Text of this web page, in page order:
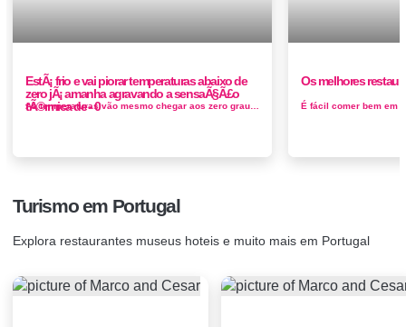
EstÃ¡ frio e vai piorar temperaturas abaixo de
zero jÃ¡ amanha agravando a sensaÃ§Ã£o
tÃ©rmica de - 0
As temperaturas vão mesmo chegar aos zero graus em vários pontos do País e os termómetros descer até valores negati...
Os melhores
Turismo em Portugal
Explora restaurantes museus hoteis e muito mais em Portugal